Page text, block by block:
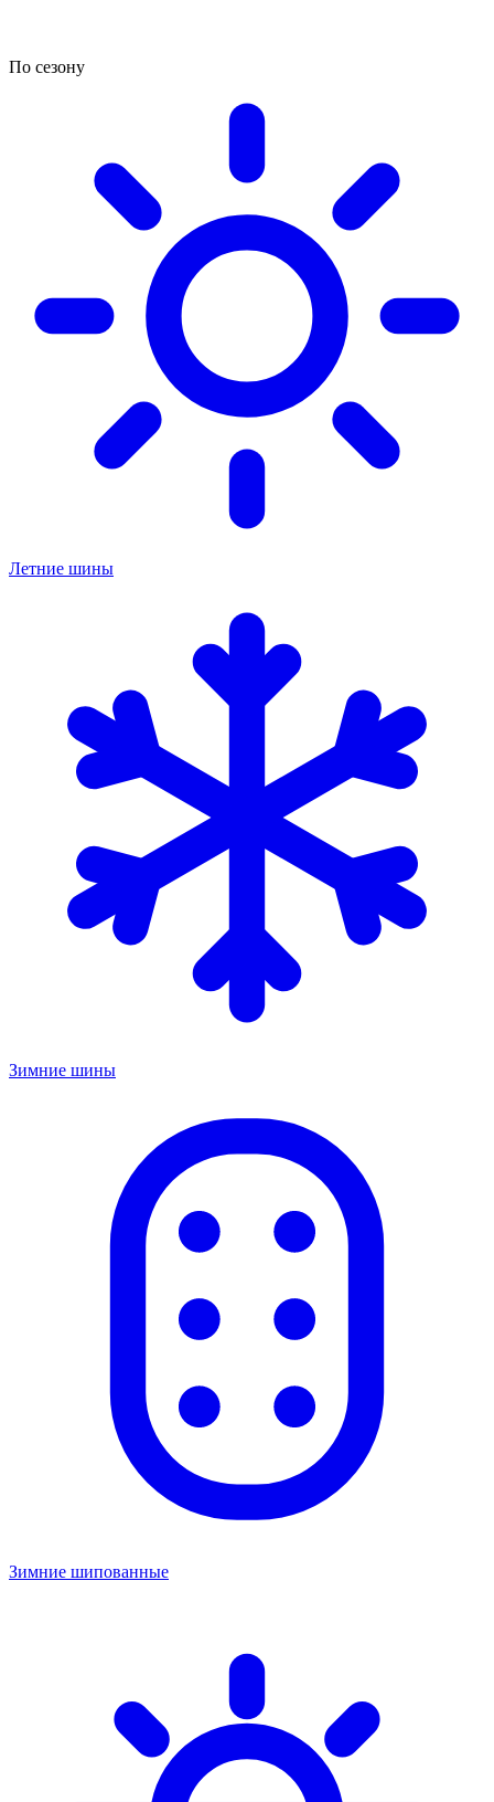
По сезону
Летние шины
Зимние шины
Зимние шипованные